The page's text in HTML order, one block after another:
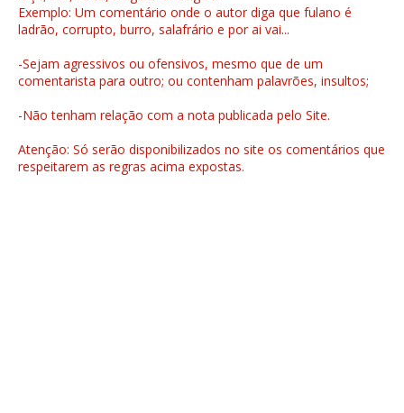
Exemplo: Um comentário onde o autor diga que fulano é
ladrão, corrupto, burro, salafrário e por ai vai...
-Sejam agressivos ou ofensivos, mesmo que de um
comentarista para outro; ou contenham palavrões, insultos;
-Não tenham relação com a nota publicada pelo Site.
Atenção: Só serão disponibilizados no site os comentários que
respeitarem as regras acima expostas.